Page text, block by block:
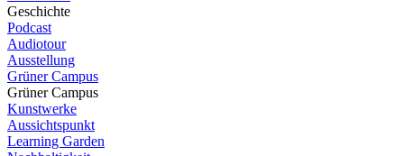
Geschichte
Podcast
Audiotour
Ausstellung
Grüner Campus
Grüner Campus
Kunstwerke
Aussichtspunkt
Learning Garden